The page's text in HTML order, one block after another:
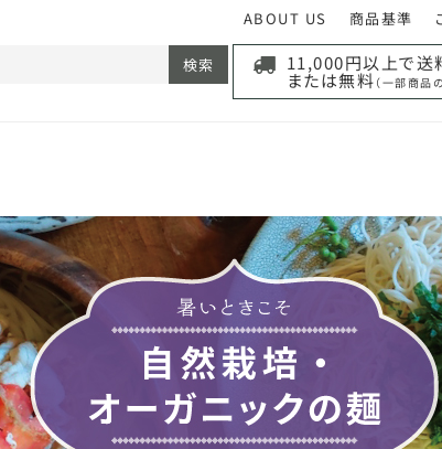
ABOUT US 商品基準
11,000円以上で送
または無料 （一部商品の
検索